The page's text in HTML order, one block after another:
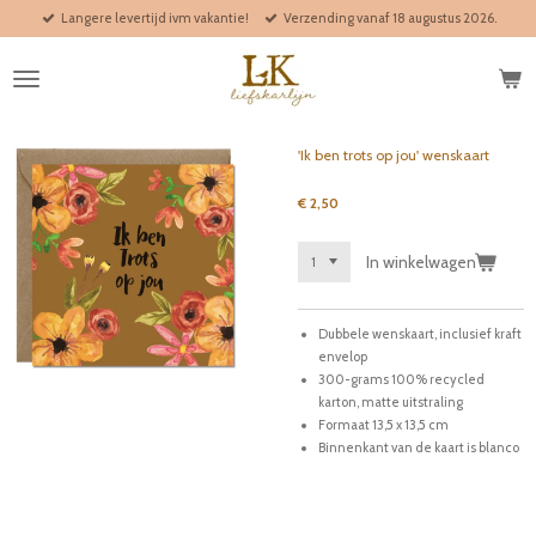
de
Langere levertijd ivm vakantie! Verzending vanaf 18 augustus 2026.
'Ik ben trots op jou' wenskaart
€ 2,50
In winkelwagen
Dubbele wenskaart, inclusief kraft
envelop
300-grams100% recycled
karton, matte uitstraling
Formaat 13,5 x 13,5 cm
Binnenkant van de kaart is blanco